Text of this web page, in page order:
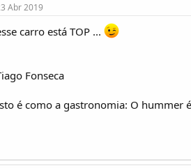
Abr 2019
carro está TOP ...
Fonseca
é como a gastronomia: O hummer